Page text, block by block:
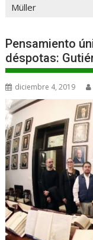
Müller
Pensamiento
déspotas:
diciembre 4, 2019